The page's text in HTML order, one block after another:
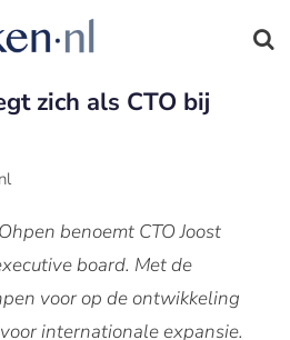
zich als CTO bij
benoemt CTO Joost
board. Met de
voor op de ontwikkeling
internationale expansie.